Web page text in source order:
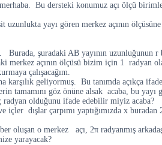
merhaba. Bu dersteki konumuz açı ölçü
uzunlukta yayı gören merkez açının
Burada, şuradaki AB yayının
merkez açının ölçüsü bizim için 1 radyan
çalışacağım.
geliyormuş. Bu tanımda açıkça
tamamını göz önüne alsak acaba, bu yayı
radyan olduğunu ifade edebilir miyiz acaba?
içler dışlar çarpımı yaptığımızda x
oluşan o merkez açı, 2π radyanmış
yarayacak?